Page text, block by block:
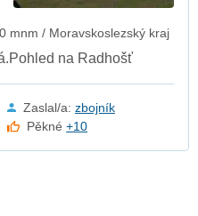
mnm / Moravskoslezský kraj
na Radhošť
Zaslal/a: zbojník
Pěkné+10